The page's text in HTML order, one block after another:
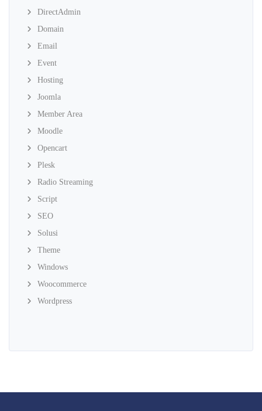
DirectAdmin
Domain
Email
Event
Hosting
Joomla
Member Area
Moodle
Opencart
Plesk
Radio Streaming
Script
SEO
Solusi
Theme
Windows
Woocommerce
Wordpress